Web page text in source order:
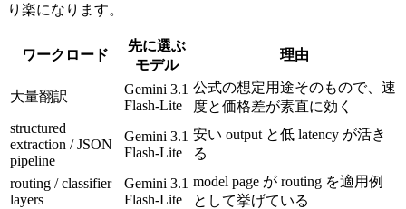
り楽になります。
ワークロード
先に選ぶ
モデル
理由
大量翻訳
Gemini 3.1
Flash-Lite
公式の想定用途そのもので、速
度と価格差が素直に効く
structured
extraction / JSON
pipeline
Gemini 3.1
Flash-Lite
安い output と低 latency が活き
る
routing / classifier
layers
Gemini 3.1
Flash-Lite
model page が routing を適用例
として挙げている